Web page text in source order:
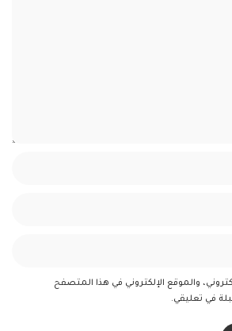
والموقع الإلكتروني في هذا المتصفح
في تعليقي.